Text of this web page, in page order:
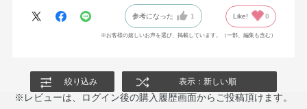
参考になった 1 Like! 0
※お客様の嬉しいお声を選び、掲載しています。（一部、編集も含む）
絞り込み 表示：新しい順
※レビューは、ログイン後の購入履歴画面からご投稿頂けます。